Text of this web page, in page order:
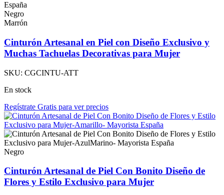
Negro
Marrón
Cinturón Artesanal en Piel con Diseño Exclusivo y
Muchas Tachuelas Decorativas para Mujer
SKU: CGCINTU-ATT
En stock
Regístrate Gratis para ver precios
Negro
Cinturón Artesanal de Piel Con Bonito Diseño de
Flores y Estilo Exclusivo para Mujer